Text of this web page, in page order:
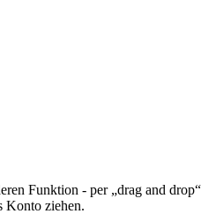
Funktion - per „drag and drop“
Konto ziehen.